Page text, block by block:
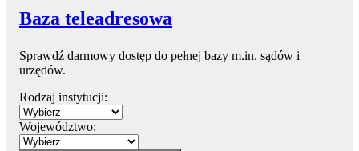
Baza teleadresowa
Sprawdź darmowy dostęp do pełnej bazy m.in. sądów i
urzędów.
Rodzaj instytucji:
Województwo: